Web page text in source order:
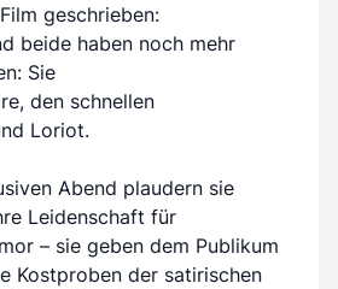
geschrieben:
beide haben noch mehr
Sie
den schnellen
Loriot.
Abend plaudern sie
Leidenschaft für
– sie geben dem Publikum
Kostproben der satirischen